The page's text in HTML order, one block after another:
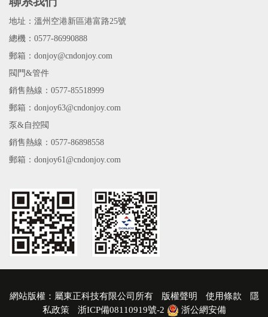
地址：溫州空港新區港富路25號
總機：0577-86990888
郵箱：donjoy@cndonjoy.com
閥門&管件
銷售熱線：0577-85518999
郵箱：donjoy63@cndonjoy.com
泵&自控閥
銷售熱線：0577-86898558
郵箱：donjoy61@cndonjoy.com
網站版權：屬東正科技有限公司所有 版權聲明 使用條款
隱
私政策
浙ICP備08110919號-2 浙公網安備